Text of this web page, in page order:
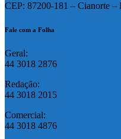
CEP: 87200-181 – Cianorte –
Fale com a Folha
Geral:
44 3018 2876
Redação:
44 3018 2015
Comercial:
44 3018 4876